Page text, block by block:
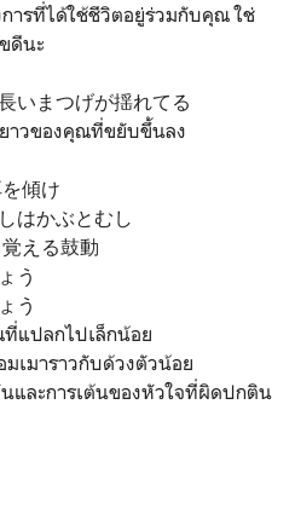
ารที่ได้ใช้ชีวิตอยู่ร่วมกับคุณ ใช่
ดีนะ
いまつげが揺れてる
าวของคุณที่ขยับขึ้นลง
傾け
はかぶとむし
える鼓動
う
う
ที่แปลกไปเล็กน้อย
เมาราวกับด้วงตัวน้อย
และการเต้นของหัวใจที่ผิดปกติน